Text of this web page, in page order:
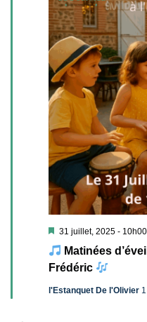
Matinées
Frédéric
Mis
avant
31 juillet, 2025 - 10h00
l'Estanquet De l'Olivier